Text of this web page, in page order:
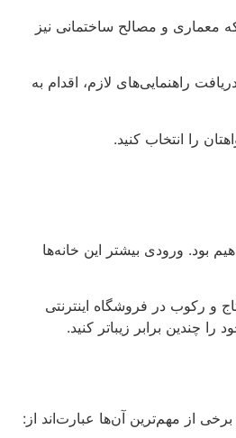
معماری و مصالح ساختمانی نیز
راهنمایی‌های لازم، اقدام به
را انتخاب کنید.
بود. ورودی بیشتر این خانه‌ها
و رکوب در فروشگاه اینترنتی
چندین برابر زیباتر کنید.
از مهم‌ترین آن‌ها عبارت‌اند از: